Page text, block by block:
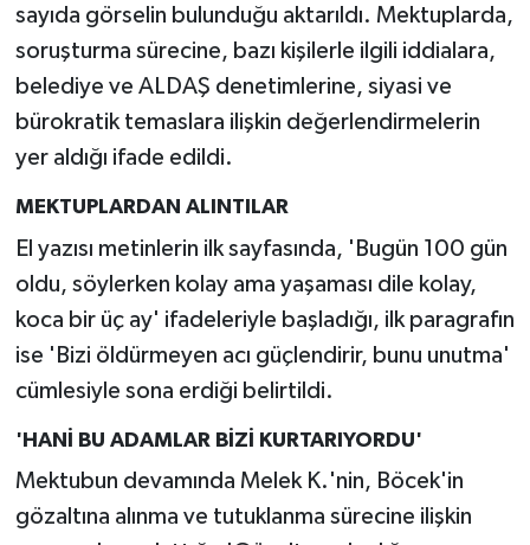
sayıda görselin bulunduğu aktarıldı. Mektuplarda,
soruşturma sürecine, bazı kişilerle ilgili iddialara,
belediye ve ALDAŞ denetimlerine, siyasi ve
bürokratik temaslara ilişkin değerlendirmelerin
yer aldığı ifade edildi.
MEKTUPLARDAN ALINTILAR
El yazısı metinlerin ilk sayfasında, 'Bugün 100 gün
oldu, söylerken kolay ama yaşaması dile kolay,
koca bir üç ay' ifadeleriyle başladığı, ilk paragrafın
ise 'Bizi öldürmeyen acı güçlendirir, bunu unutma'
cümlesiyle sona erdiği belirtildi.
'HANİ BU ADAMLAR BİZİ KURTARIYORDU'
Mektubun devamında Melek K.'nin, Böcek'in
gözaltına alınma ve tutuklanma sürecine ilişkin